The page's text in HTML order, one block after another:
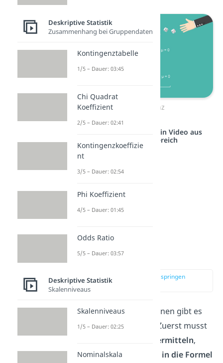
Beispiel Varianz
Studyflix vernetzt: Hier ein Video aus
einem anderen Bereich
Varianz berechnen
zur Stelle im Video springen
(01:19)
Um die Varianz zu berechnen gibt es
ein einfaches Vorgehen: Zuerst musst
Erwartungswert ermitteln,
dann die einzelnen Werte in die Formel
Deskriptive Statistik
Zusammenhang bei Gruppendaten
Kontingenztabelle
1/5 – Dauer: 03:45
Chi Quadrat
Koeffizient
2/5 – Dauer: 02:41
Kontingenzkoeffizie
nt
3/5 – Dauer: 02:54
Phi Koeffizient
4/5 – Dauer: 01:45
Odds Ratio
5/5 – Dauer: 03:57
Deskriptive Statistik
Skalenniveaus
Skalenniveaus
1/5 – Dauer: 02:25
Nominalskala